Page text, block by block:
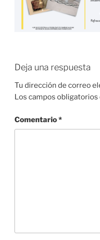
Deja una respuesta
Tu dirección de correo
Los campos
Comentario*